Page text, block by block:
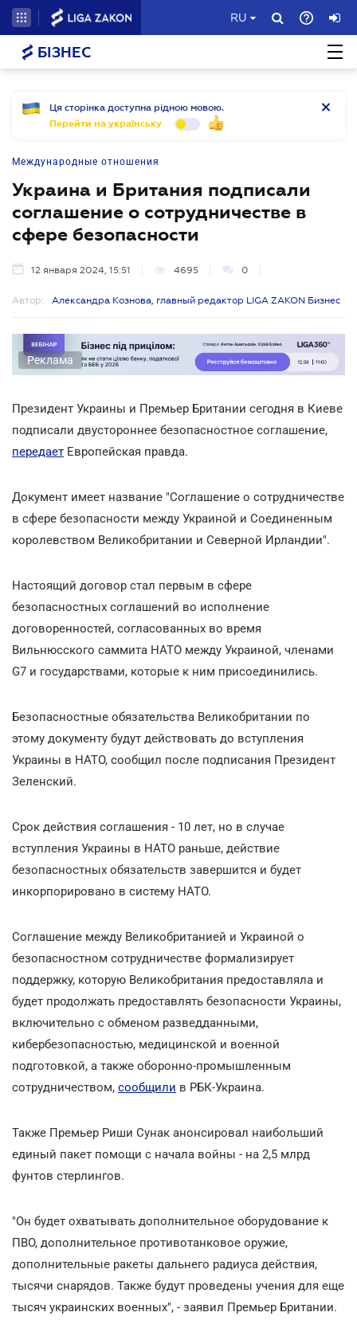
RU
БІЗНЕС
Ця сторінка доступна рідною мовою.
Перейти на українську
Международные отношения
Украина и Британия подписали
соглашение о сотрудничестве в
сфере безопасности
12 января 2024, 15:51 4695 0
Автор: Александра Кознова, главный редактор LIGA ZAKON Бизнес
Реклама
Президент Украины и Премьер Британии сегодня в Киеве
подписали двустороннее безопасностное соглашение,
передает Европейская правда.
Документ имеет название "Соглашение о сотрудничестве
в сфере безопасности между Украиной и Соединенным
королевством Великобритании и Северной Ирландии".
Настоящий договор стал первым в сфере
безопасностных соглашений во исполнение
договоренностей, согласованных во время
Вильнюсского саммита НАТО между Украиной, членами
G7 и государствами, которые к ним присоединились.
Безопасностные обязательства Великобритании по
этому документу будут действовать до вступления
Украины в НАТО, сообщил после подписания Президент
Зеленский.
Срок действия соглашения - 10 лет, но в случае
вступления Украины в НАТО раньше, действие
безопасностных обязательств завершится и будет
инкорпорировано в систему НАТО.
Соглашение между Великобританией и Украиной о
безопасностном сотрудничестве формализирует
поддержку, которую Великобритания предоставляла и
будет продолжать предоставлять безопасности Украины,
включительно с обменом разведданными,
кибербезопасностью, медицинской и военной
подготовкой, а также оборонно-промышленным
сотрудничеством, сообщили в РБК-Украина.
Также Премьер Риши Сунак анонсировал наибольший
единый пакет помощи с начала войны - на 2,5 млрд
фунтов стерлингов.
"Он будет охватывать дополнительное оборудование к
ПВО, дополнительное противотанковое оружие,
дополнительные ракеты дальнего радиуса действия,
тысячи снарядов. Также будут проведены учения для еще
тысяч украинских военных", - заявил Премьер Британии.